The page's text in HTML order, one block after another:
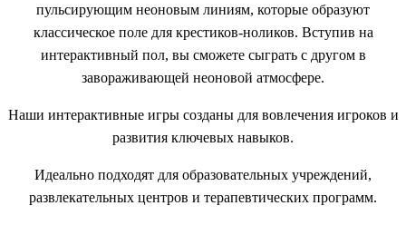
пульсирующим неоновым линиям, которые образуют
классическое поле для крестиков-ноликов. Вступив на
интерактивный пол, вы сможете сыграть с другом в
завораживающей неоновой атмосфере.
Наши интерактивные игры созданы для вовлечения игроков и
развития ключевых навыков.
Идеально подходят для образовательных учреждений,
развлекательных центров и терапевтических программ.